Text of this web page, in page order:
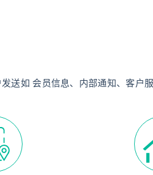
送如 会员信息、内部通知、客户